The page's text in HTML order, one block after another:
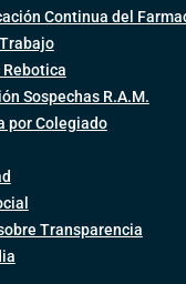
Continua del
Rebotica
Sospechas R.A.M.
por Colegiado
Transparencia